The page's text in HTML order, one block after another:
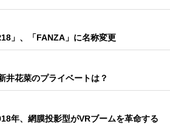
」、「FANZA」に名称変更
井花菜のプライベートは？
年、網膜投影型がVRブームを革命する